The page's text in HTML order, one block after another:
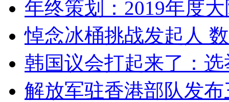
年终策划：2019年度
悼念冰桶挑战发起人
韩国议会打起来了：
解放军驻香港部队发